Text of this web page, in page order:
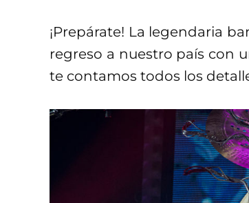
¡Prepárate! La legendaria
regreso a nuestro país con
te contamos todos los